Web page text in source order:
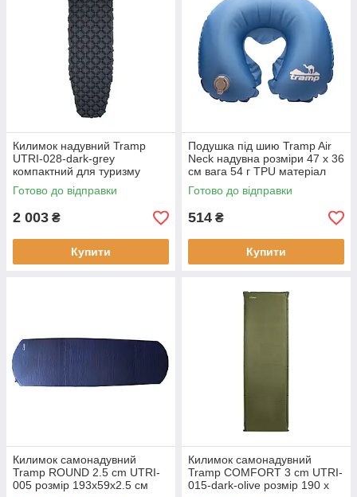
Килимок надувний Tramp
UTRI-028-dark-grey
компактний для туризму
надувний туристичний
килимок легкий и
Готово до відправки
2 003 ₴
Купити
Подушка під шию Tramp Air
Neck надувна розміри 47 х 36
см вага 54 г TPU матеріал
для подорожей
Готово до відправки
514 ₴
Купити
Килимок самонадувний
Tramp ROUND 2.5 cm UTRI-
005 розмір 193x59x2.5 см
Килимок самонадувний
Tramp COMFORT 3 cm UTRI-
015-dark-olive розмір 190 х